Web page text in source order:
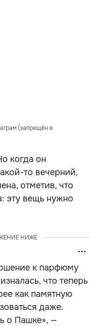
(запрещён в
когда он
то вечерний,
отметив, что
эту вещь нужно
НИЖЕ
к парфюму
что теперь
как памятную
даже.
о Пашке», —